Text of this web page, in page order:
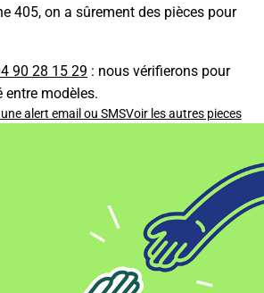
405, on a sûrement des pièces pour
90 28 15 29 : nous vérifierons pour
modèles.
alert email ou SMSVoir les autres pieces